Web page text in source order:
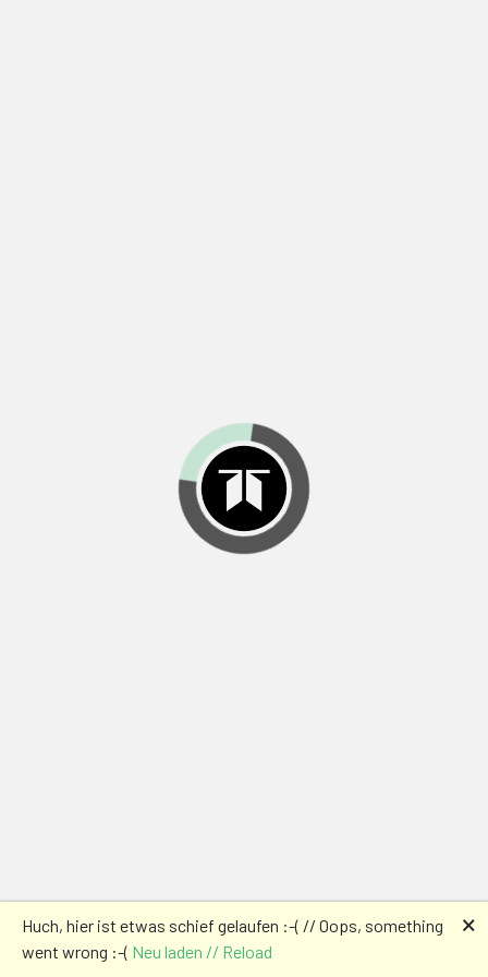
Huch, hier ist etwas schief gelaufen :-( // Oops, something
went wrong :-( Neu laden // Reload
🗙